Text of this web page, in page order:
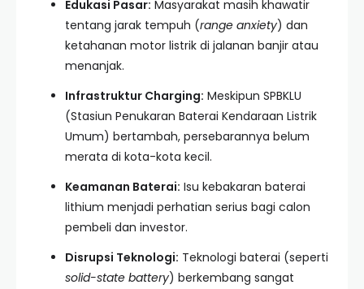
Edukasi Pasar: Masyarakat masih khawatir
tentang jarak tempuh (range anxiety) dan
ketahanan motor listrik di jalanan banjir atau
menanjak.
Infrastruktur Charging: Meskipun SPBKLU
(Stasiun Penukaran Baterai Kendaraan Listrik
Umum) bertambah, persebarannya belum
merata di kota-kota kecil.
Keamanan Baterai: Isu kebakaran baterai
lithium menjadi perhatian serius bagi calon
pembeli dan investor.
Disrupsi Teknologi: Teknologi baterai (seperti
solid-state battery) berkembang sangat